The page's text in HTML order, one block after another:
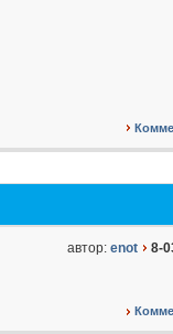
автор: enot 8-